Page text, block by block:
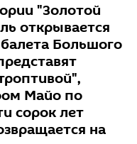
"Золотой
открывается
Большого
Майо по
сорок лет
на